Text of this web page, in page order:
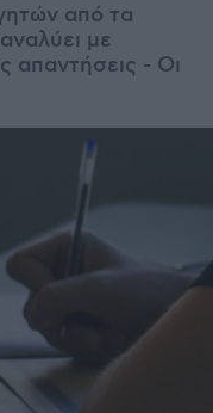
από τα
με
απαντήσεις - Οι